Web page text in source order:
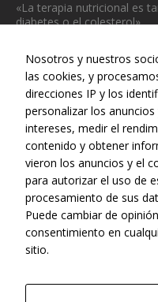
«La terapia nutricional es
diabetes o el colesterol»
Web realizada con el
Reprográficos
Nosotros y nuestros
las cookies, y
direcciones IP y los
personalizar los
intereses, medir el
contenido y obtener
vieron los anuncios y el
para autorizar el uso de
procesamiento de sus
Puede cambiar de
consentimiento en
sitio.